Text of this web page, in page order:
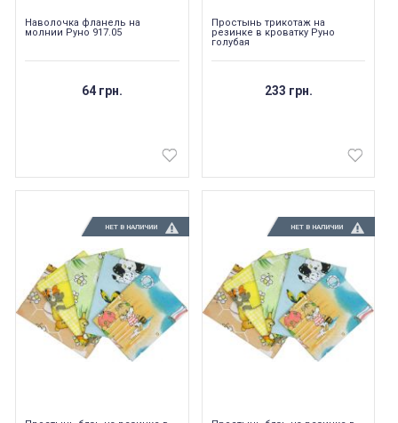
Наволочка фланель на
молнии Руно 917.05
64 грн.
Простынь трикотаж на
резинке в кроватку Руно
голубая
233 грн.
НЕТ В НАЛИЧИИ НЕТ В НАЛИЧИИ